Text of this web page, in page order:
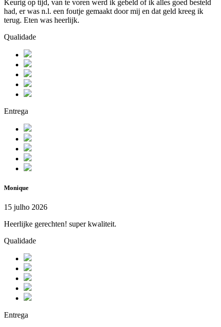
Keurig op tijd, van te voren werd ik gebeld of ik alles goed besteld
had, er was n.l. een foutje gemaakt door mij en dat geld kreeg ik
terug. Eten was heerlijk.
Qualidade
Entrega
Monique
15 julho 2026
Heerlijke gerechten! super kwaliteit.
Qualidade
Entrega